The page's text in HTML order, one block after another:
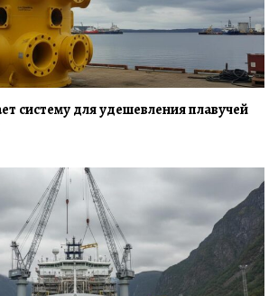
систему для удешевления плавучей